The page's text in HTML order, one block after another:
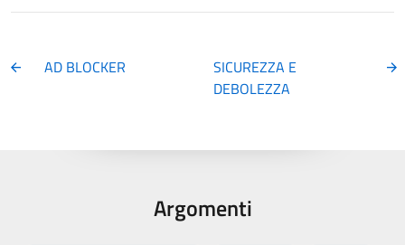
AD BLOCKER
SICUREZZA E
DEBOLEZZA
Argomenti